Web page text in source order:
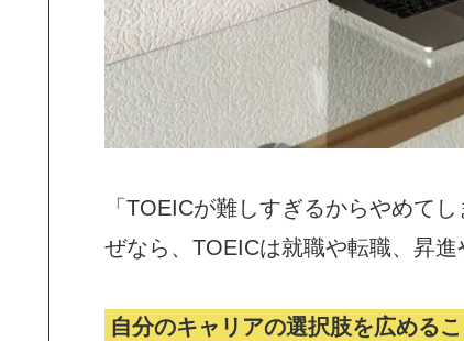
「TOEICが難しすぎるからやめて
ぜなら、TOEICは就職や転職、昇進
自分のキャリアの選択肢を広める